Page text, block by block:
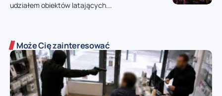
udziałem obiektów latających...
Może Cię zainteresować